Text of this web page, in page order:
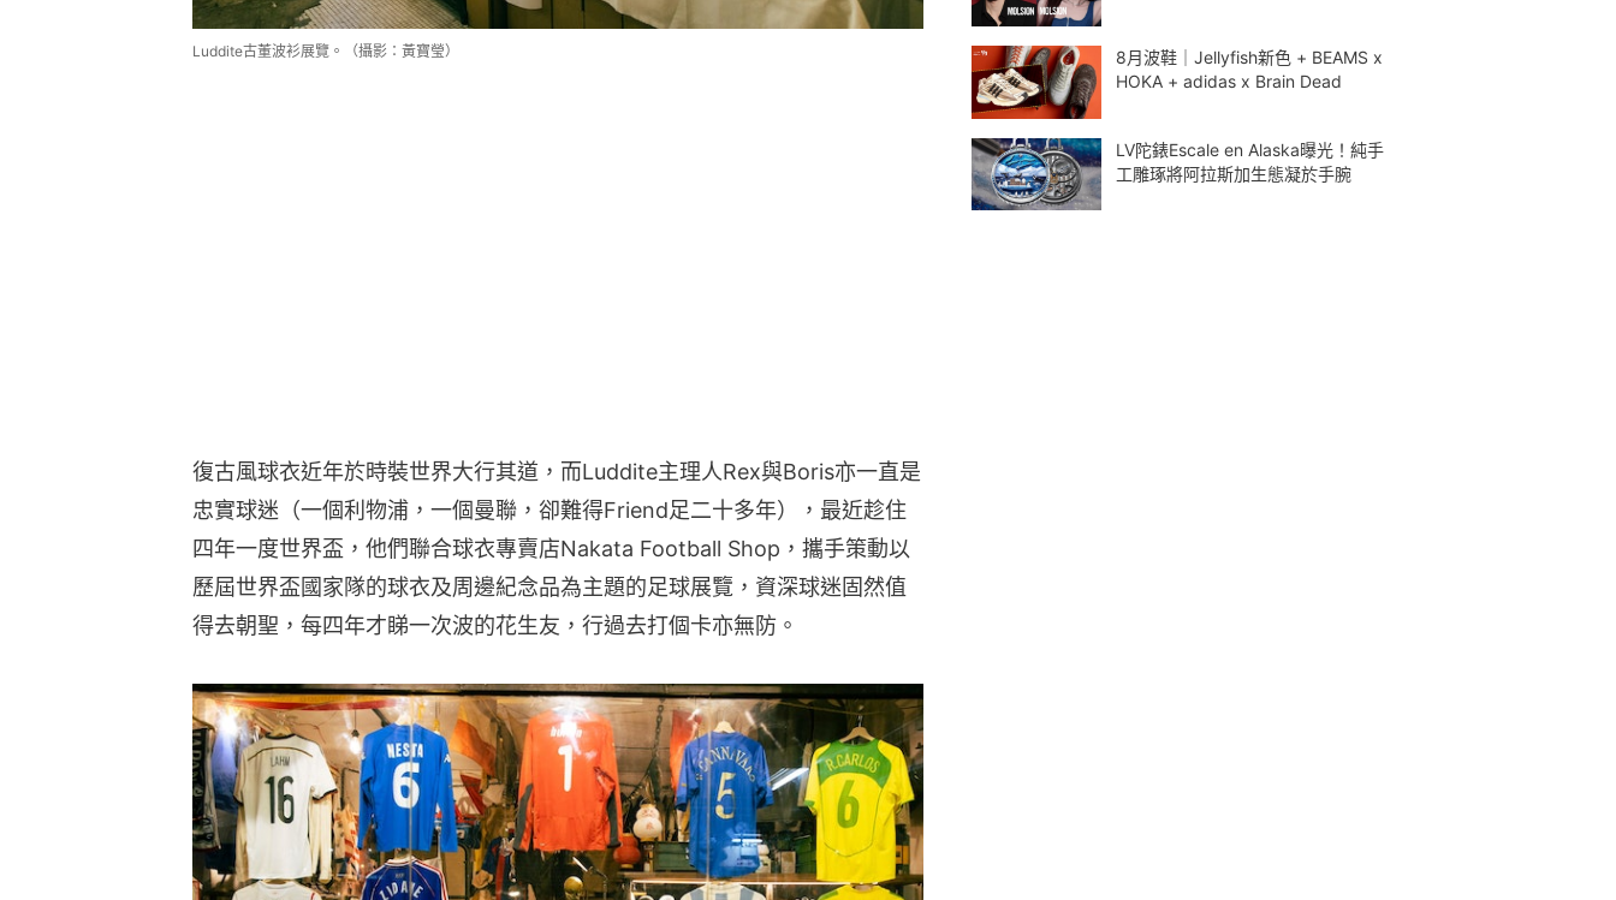
Luddite古董波衫展覽。（攝影：黃寶瑩）
復古風球衣近年於時裝世界大行其道，而Luddite主理人Rex與Boris亦一直是
忠實球迷（一個利物浦，一個曼聯，卻難得Friend足二十多年），最近趁住
四年一度世界盃，他們聯合球衣專賣店Nakata Football Shop，攜手策動以
歷屆世界盃國家隊的球衣及周邊紀念品為主題的足球展覽，資深球迷固然值
得去朝聖，每四年才睇一次波的花生友，行過去打個卡亦無防。
8月波鞋｜Jellyfish新色 + BEAMS x
HOKA + adidas x Brain Dead
LV陀錶Escale en Alaska曝光！純手
工雕琢將阿拉斯加生態凝於手腕